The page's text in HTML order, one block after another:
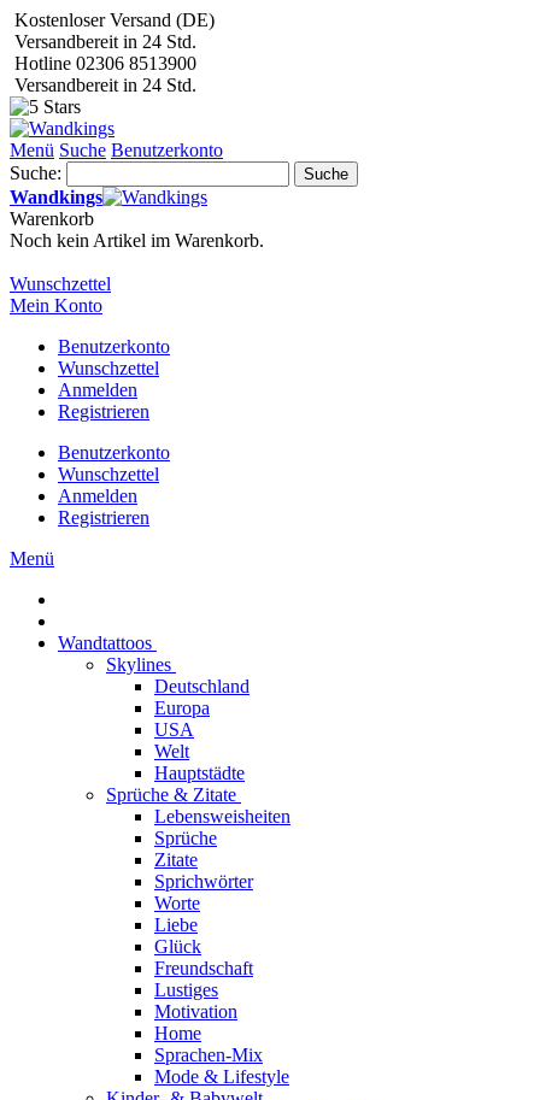
Kostenloser Versand (DE)
Versandbereit in 24 Std.
Hotline 02306 8513900
Versandbereit in 24 Std.
Menü Suche Benutzerkonto
Suche:
Suche
Wandkings
Warenkorb
Noch kein Artikel im Warenkorb.
Wunschzettel
Mein Konto
Benutzerkonto
Wunschzettel
Anmelden
Registrieren
Benutzerkonto
Wunschzettel
Anmelden
Registrieren
Menü
Wandtattoos
Skylines
Deutschland
Europa
USA
Welt
Hauptstädte
Sprüche & Zitate
Lebensweisheiten
Sprüche
Zitate
Sprichwörter
Worte
Liebe
Glück
Freundschaft
Lustiges
Motivation
Home
Sprachen-Mix
Mode & Lifestyle